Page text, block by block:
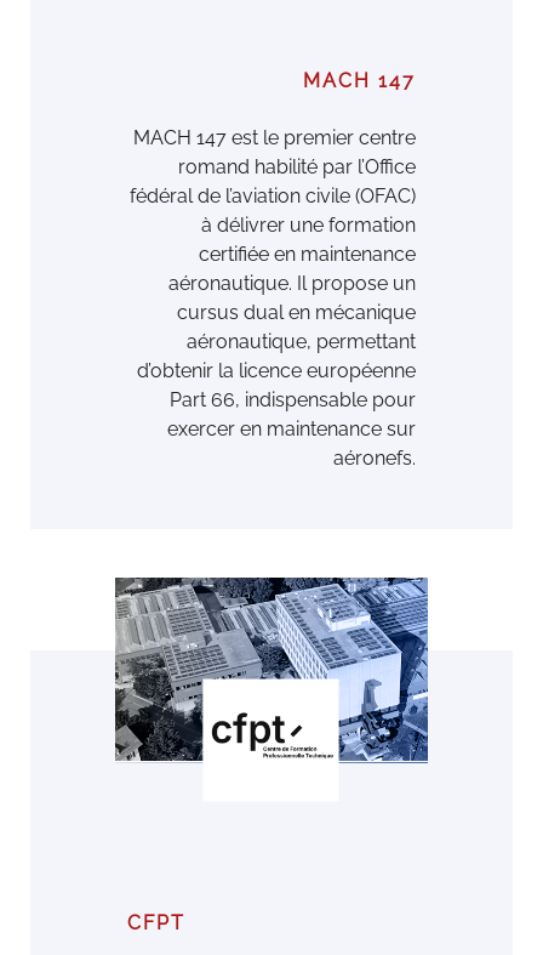
MACH 147
MACH 147 est le premier centre
romand habilité par l’Oﬃce
fédéral de l’aviation civile (OFAC)
à délivrer une formation
certiﬁée en maintenance
aéronautique. Il propose un
cursus dual en mécanique
aéronautique, permettant
d’obtenir la licence européenne
Part 66, indispensable pour
exercer en maintenance sur
aéronefs.
CFPT